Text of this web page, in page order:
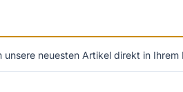
unsere neuesten Artikel direkt in